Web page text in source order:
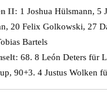
II: 1 Joshua Hülsmann, 5
20 Felix Golkowski, 27
Bartels
68. 8 León Deters für
90+3. 4 Justus Wolken